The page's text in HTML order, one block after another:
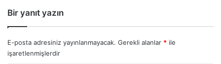
Bir yanıt yazın
E-posta adresiniz yayınlanmayacak. Gerekli alanlar * ile
işaretlenmişlerdir